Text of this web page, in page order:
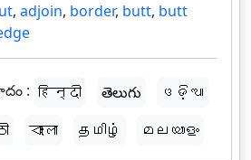
, adjoin, border, butt, butt
: हिन्दी తెలుగు
ଓଡ଼ିଆ
বাংলা தமிழ் മലയാളം